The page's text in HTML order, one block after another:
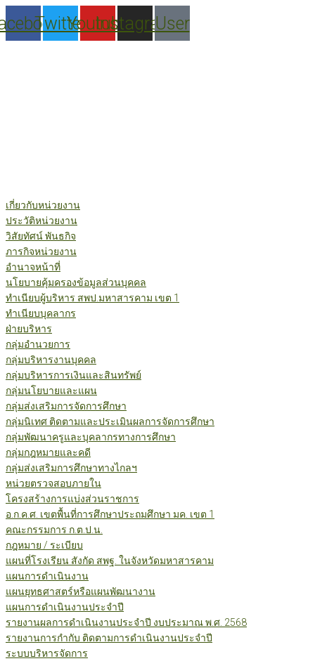
to
content
TwitterYoutube
Instagram
User
เกี่ยวกับหน่วยงาน
ประวัติหน่วยงาน
วิสัยทัศน์ พันธกิจ
ภารกิจหน่วยงาน
อำนาจหน้าที่
นโยบายคุ้มครองข้อมูลส่วนบุคคล
ทำเนียบผู้บริหาร สพป.มหาสารคาม เขต 1
ทำเนียบบุคลากร
ฝ่ายบริหาร
กลุ่มอำนวยการ
กลุ่มบริหารงานบุคคล
กลุ่มบริหารการเงินและสินทรัพย์
กลุ่มนโยบายและแผน
กลุ่มส่งเสริมการจัดการศึกษา
กลุ่มนิเทศ ติดตามและประเมินผลการจัดการศึกษา
กลุ่มพัฒนาครูและบุคลากรทางการศึกษา
กลุ่มกฎหมายและคดี
กลุ่มส่งเสริมการศึกษาทางไกลฯ
หน่วยตรวจสอบภายใน
โครงสร้างการแบ่งส่วนราชการ
อ.ก.ค.ศ. เขตพื้นที่การศึกษาประถมศึกษา มค. เขต 1
คณะกรรมการ ก.ต.ป.น.
กฎหมาย / ระเบียบ
แผนที่โรงเรียน สังกัด สพฐ. ในจังหวัดมหาสารคาม
แผนการดำเนินงาน
แผนยุทธศาสตร์หรือแผนพัฒนางาน
แผนการดำเนินงานประจำปี
รายงานผลการดำเนินงานประจำปี งบประมาณ พ.ศ. 2568
รายงานการกำกับ ติดตามการดำเนินงานประจำปี
ระบบบริหารจัดการ